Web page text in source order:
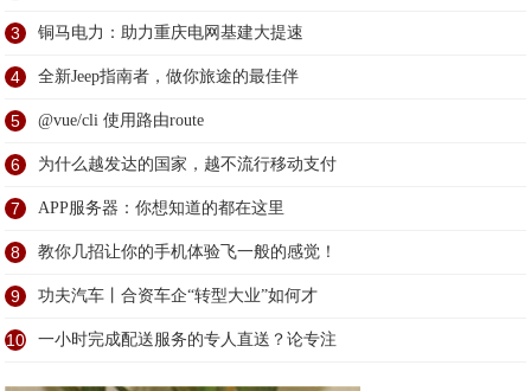
3 铜马电力：助力重庆电网基建大提速
4 全新Jeep指南者，做你旅途的最佳伴
5 @vue/cli 使用路由route
6 为什么越发达的国家，越不流行移动支付
7 APP服务器：你想知道的都在这里
8 教你几招让你的手机体验飞一般的感觉！
9 功夫汽车丨合资车企“转型大业”如何才
10 一小时完成配送服务的专人直送？论专注